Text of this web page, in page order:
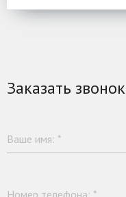
Заказать звонок
Ваше имя: *
Номер телефона: *